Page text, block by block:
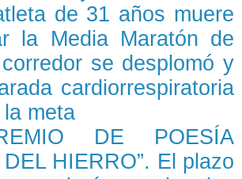
de 31 años muere
la Media Maratón de
se desplomó y
cardiorrespiratoria
meta
DE POESÍA
HIERRO”. El plazo